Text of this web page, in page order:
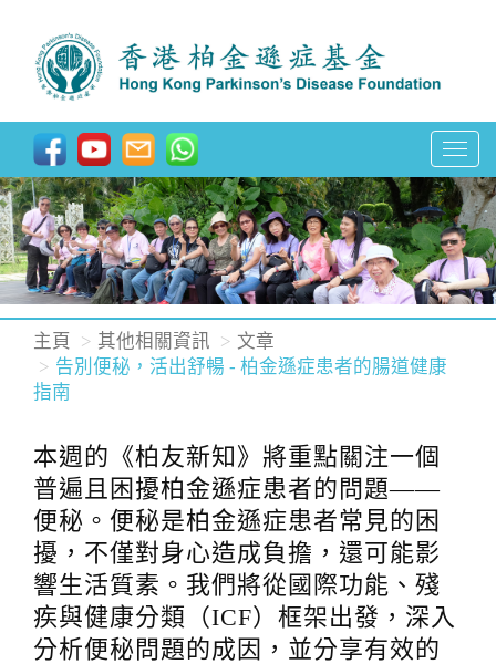
T
o
g
g
l
e
主頁 其他相關資訊
文章
告別便秘，活出舒暢 - 柏金遜症患者的腸道健康
指南
本週的《柏友新知》將重點關注一個
普遍且困擾柏金遜症患者的問題——
便秘。便秘是柏金遜症患者常見的困
擾，不僅對身心造成負擔，還可能影
響生活質素。我們將從國際功能、殘
疾與健康分類（ICF）框架出發，深入
分析便秘問題的成因，並分享有效的